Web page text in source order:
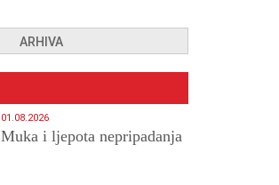
ARHIVA
01.08.2026
Muka i ljepota nepripadanja